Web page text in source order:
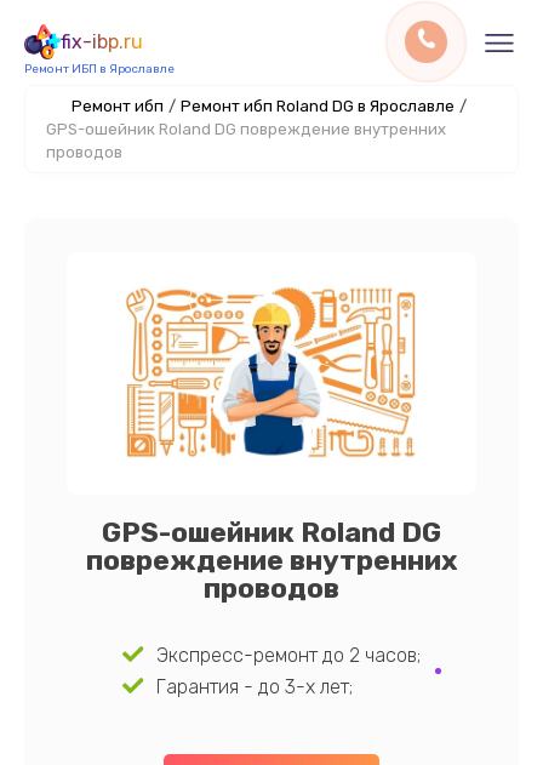
fix-ibp.ru
Ремонт ИБП в Ярославле
Ремонт ибп / Ремонт ибп Roland DG в Ярославле /
GPS-ошейник Roland DG повреждение внутренних
проводов
GPS-ошейник Roland DG
повреждение внутренних
проводов
Экспресс-ремонт до 2 часов;
Гарантия - до 3-х лет;